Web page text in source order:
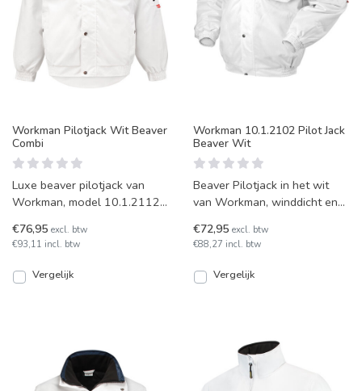
Workman Pilotjack Wit Beaver
Combi
Luxe beaver pilotjack van
Workman, model 10.1.2112
€76,95 excl. btw
€93,11 incl. btw
Vergelijk
Workman 10.1.2102 Pilot Jack
Beaver Wit
Beaver Pilotjack in het wit
van Workman, winddicht en
€72,95 excl. btw
€88,27 incl. btw
Vergelijk